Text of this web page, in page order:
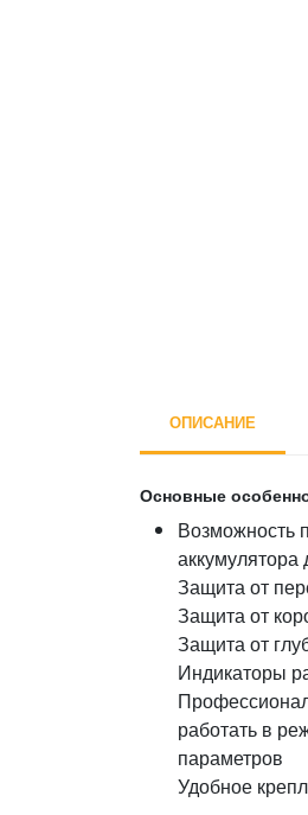
ОПИСАНИЕ
Основные
Возможность
аккумулятора
Защита от
Защита от
Защита от
Индикаторы
работать в
параметров
Удобное